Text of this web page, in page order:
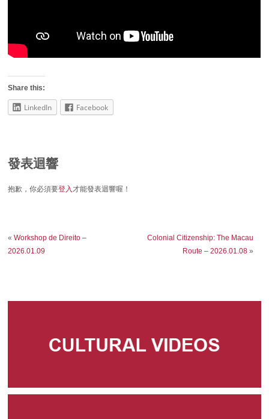
Share this:
LinkedIn Facebook
發表迴響
抱歉，你必須要登入 才能發表迴響喔！
«Workshop de Direito –
2026.01.09
Colonial Citizenship: The Macau
Route – 2026.01.08»